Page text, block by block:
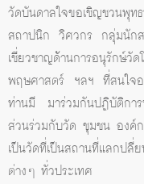
วัดบันดาลใจขอเชิญชวนพุ
สถาปนิก วิศวกร กลุ่มนัก
เชี่ยวชาญด้านการอนุรักษ์
พฤษศาสตร์ ฯลฯ ที่สนใจอ
ท่านมี มาร่วมกันปฏิบัติกา
ส่วนร่วมกับวัด ชุมชน องค์
เป็นวัดที่เป็นสถานที่แลกปลี่
ต่างๆ ทั่วประเทศ